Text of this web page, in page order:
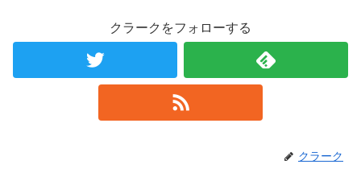
クラークをフォローする
クラーク